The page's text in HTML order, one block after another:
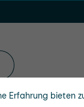
Erfahrung bieten